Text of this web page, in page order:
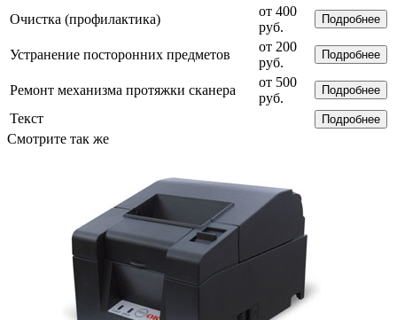
Очистка (профилактика)
от 400
руб.
Подробнее
Устранение посторонних предметов
от 200
руб.
Подробнее
Ремонт механизма протяжки сканера
от 500
руб.
Подробнее
Текст Подробнее
Смотрите так же